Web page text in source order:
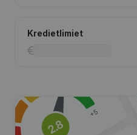
Kredietlimiet